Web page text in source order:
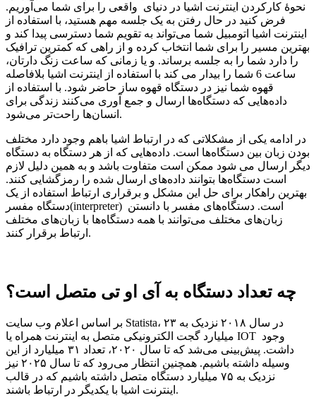
نحوۀ کارکردن اینترنت اشیا در دنیای واقعی را برای شما می‌آوریم.
فرض کنید در حال رفتن به یک جلسه مهم هستید، با استفاده از
اینترنت اشیا اتومبیل شما می‌تواند به تقویم شما دسترسی پیدا کند و
بهترین مسیر را برای شما انتخاب کرده و از راهی که کمترین ترافیک
را دارد شما را به جلسه برساند. و یا زمانی که ساعت زنگ دارتان،
ساعت 6 شما را بیدار می کند با استفاده از اینترنت اشیا بلافاصله
قهوه شما نیز در دستگاه قهوه ساز حاضر شود. با استفاده از
داده‌هایی که دستگاه‌ها ارسال و جمع آوری می‌کنند زندگی برای
انسان‌ها راحت‌تر می‌شود.
در ادامه یکی از مشکلاتی که در ارتباط اشیا باهم وجود دارد مختلف
بودن زبان بین دستگاه‌ها است. داده‌هایی که از هر دستگاه به دستگاه
دیگر ارسال می شود ممکن است متفاوت باشد و به همین دلیل لازم
است دستگاه‌ها بتوانند داده‌های ارسال شده را رمز‌گشایی کنند.
بهترین راهکار برای حل این مشکل و برقراری ارتباط استفاده از یک
دستگاه مفسر(interpreter) است. دستگاه‌های مفسر با دانستن
زبان‌های مختلف می‌توانند با همه دستگاه‌ها با زبان‌های مختلف
ارتباط برقرار کنند.
چه تعداد دستگاه به آی او تی متصل است؟
بر اساس اعلام وب سایت Statista، در سال ۲۰۱۸ نزدیک به ۲۳
میلیارد گجت الکترونیکی متصل به اینترنت همراه یا IOT وجود
داشت. پیش‌بینی می‌شد که تا سال ۲۰۲۰، تعداد ۳۱ میلیارد از این
وسیله داشته باشیم. همچنین انتظار می‌رود که تا سال ۲۰۲۵ نیز
نزدیک به ۷۵ میلیارد دستگاه متصل داشته باشیم که در قالب
اینترنت اشیا با یکدیگر در ارتباط باشند.